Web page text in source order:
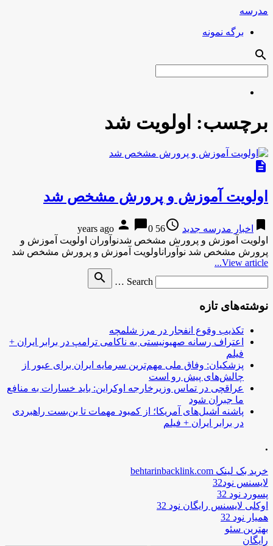
مدرسه
برگه نمونه
search
برچسب: اولویت شد
description
اولویت آموزش و پرورش مشخص شد
bookmark اخبار مدرسه جدید access_time
56 years ago
person chat_bubble0
اولویت آموزش و پرورش مشخص شدنوآوران اولویت آموزش و
پرورش مشخص شد نوآوراناولویت آموزش و پرورش مشخص شد
View article...
Search …
search
نوشته‌های تازه
تکذیب وقوع انفجار در مرز شلمچه
اعتراف رسانه صهیونیستی به ناکامی ترامپ در برابر ایران +
فیلم
پزشکیان: وفاق ملی مهم‌ترین سرمایه ایران برای عبور از
چالش‌های پیش رو است
عراقچی در تماس وزیرخارجه اوکراین: باید خسارات به منافع
ما جبران شود
پاشنه آشیل‌های آمریکا؛ از کمبود مهمات تا بن‌بست راهبردی
در برابر ایران + فیلم
.
خرید بک لینک behtarinbacklink.com
لایسنس نود32
پسورد نود 32
اوکلی لایسنس رایگان نود 32
همیار نود 32
بهترین سئو
رایگان